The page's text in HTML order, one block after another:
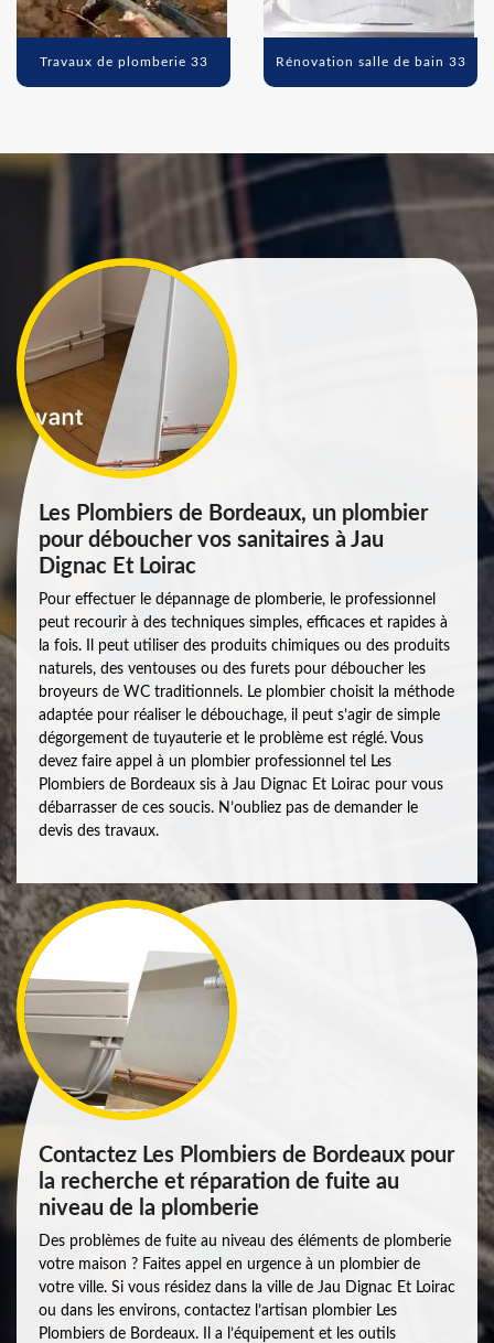
Travaux de plomberie 33 Rénovation salle de bain 33
Les Plombiers de Bordeaux, un plombier
pour déboucher vos sanitaires à Jau
Dignac Et Loirac
Pour effectuer le dépannage de plomberie, le professionnel
peut recourir à des techniques simples, efficaces et rapides à
la fois. Il peut utiliser des produits chimiques ou des produits
naturels, des ventouses ou des furets pour déboucher les
broyeurs de WC traditionnels. Le plombier choisit la méthode
adaptée pour réaliser le débouchage, il peut s’agir de simple
dégorgement de tuyauterie et le problème est réglé. Vous
devez faire appel à un plombier professionnel tel Les
Plombiers de Bordeaux sis à Jau Dignac Et Loirac pour vous
débarrasser de ces soucis. N’oubliez pas de demander le
devis des travaux.
Contactez Les Plombiers de Bordeaux pour
la recherche et réparation de fuite au
niveau de la plomberie
Des problèmes de fuite au niveau des éléments de plomberie
votre maison ? Faites appel en urgence à un plombier de
votre ville. Si vous résidez dans la ville de Jau Dignac Et Loirac
ou dans les environs, contactez l’artisan plombier Les
Plombiers de Bordeaux. Il a l’équipement et les outils